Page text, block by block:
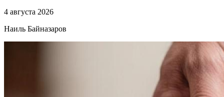
4 августа 2026
Наиль Байназаров